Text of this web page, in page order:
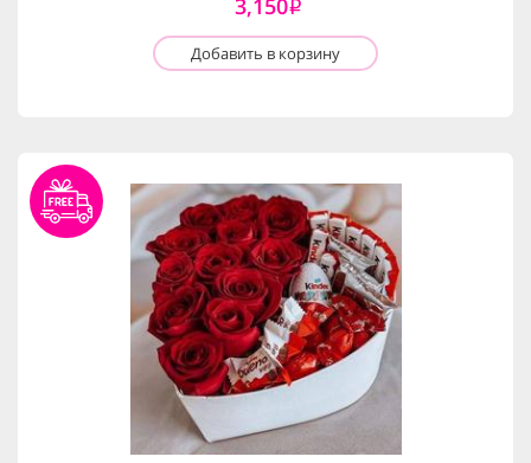
3,150i
Добавить в корзину